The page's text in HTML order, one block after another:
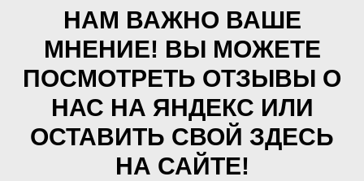
НАМ ВАЖНО ВАШЕ
МНЕНИЕ! ВЫ МОЖЕТЕ
ПОСМОТРЕТЬ ОТЗЫВЫ О
НАС НА ЯНДЕКС ИЛИ
ОСТАВИТЬ СВОЙ ЗДЕСЬ
НА САЙТЕ!